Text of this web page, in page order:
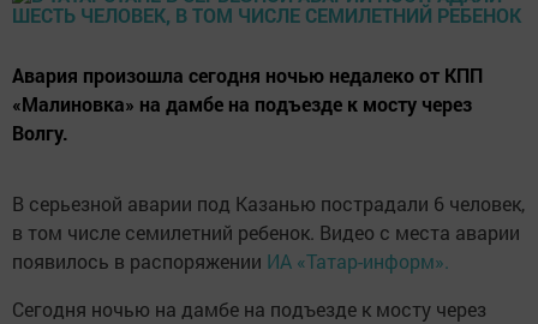
Авария произошла сегодня ночью недалеко от КПП
«Малиновка» на дамбе на подъезде к мосту через
Волгу.
В серьезной аварии под Казанью пострадали 6 человек,
в том числе семилетний ребенок. Видео с места аварии
появилось в распоряжении ИА «Татар-информ».
Сегодня ночью на дамбе на подъезде к мосту через